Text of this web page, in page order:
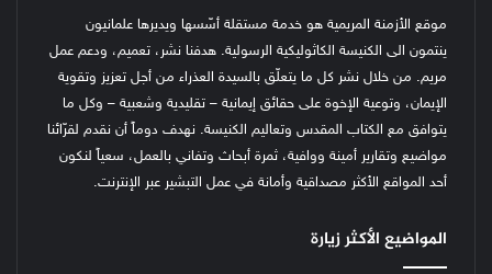
موقع الأزمنة المريمية هو خدمة مستقلة أسّسها ويديرها علمانيون
ينتمون الى الكنيسة الكاثوليكية الرسولية. هدفنا نشر، تعميم، ودعم عمل
مريم. من خلال نشر كل ما يتعلّق بالسيدة العذراء من أجل تعزيز وتقوية
الإيمان، وتوعية الإخوة على حقائق إيمانية – تقليدية وشعبية – وكل ما
يتوافق مع الكتاب المقدس وتعاليم الكنيسة. نهدف دوماً أن نقدم لقرّائنا
مواضيع وتقارير أمينة ووافية، ثمرة أبحاث وتفاني بالعمل، سعياً لنكون
أحد المواقع الأكثر مصداقية وأمانة في عمل التبشير عبر الإنترنت.
المواضيع الأكثر زيارة